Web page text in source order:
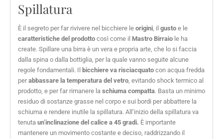
Spillatura
È il segreto per far rivivere nel bicchiere le origini, il gusto e le
caratteristiche del prodotto così come il Mastro Birraio le ha
create. Spillare una birra è un vera e propria arte, che lo si faccia
dalla spina o dalla bottiglia, per la quale vanno seguite alcune
regole fondamentali. Il bicchiere va risciacquato con acqua fredda
perabbassare la temperatura del vetro, evitando shock termico al
prodotto, e per far rimanere la schiuma compatta. Basta un minimo
residuo di sostanze grasse nel corpo e sui bordi per abbattere la
schiuma e rendere inutile la spillatura. All’inizio della spillatura va
tenuta un’inclinazione del calice a 45 gradi. È importante
mantenere un movimento costante e deciso, raddrizzando il